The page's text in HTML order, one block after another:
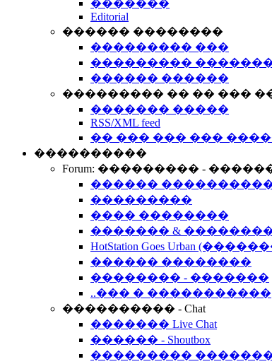
�������
Editorial
������ ��������
��������� ���
���������
������ ������
��������� �� �� ���
������� �����
RSS/XML feed
�� ��� ��� ���
����������
Forum: ��������� -
������
���������
���� ��������
������� &
HotStation Goes Urban
������ ��������
�������� - �������
..��� � �����������
���������� - Chat
������� Live Chat
������ - Shoutbox
���������